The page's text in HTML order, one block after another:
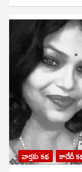
వార్తకు కథ కాదేదీ